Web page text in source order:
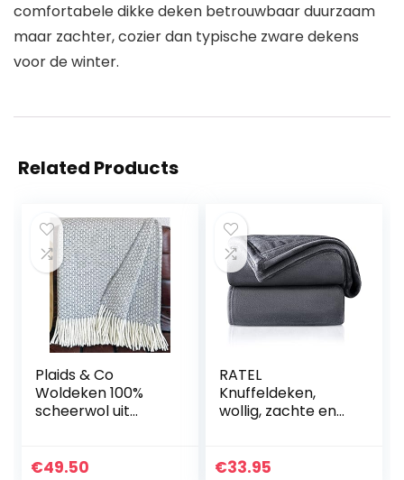
comfortabele dikke deken betrouwbaar duurzaam
maar zachter, cozier dan typische zware dekens
voor de winter.
Related Products
Plaids & Co
Woldeken 100%
scheerwol uit
140x200cm, deken
€49.50
RATEL
Knuffeldeken,
wollig, zachte en
bed, bank,
€33.95